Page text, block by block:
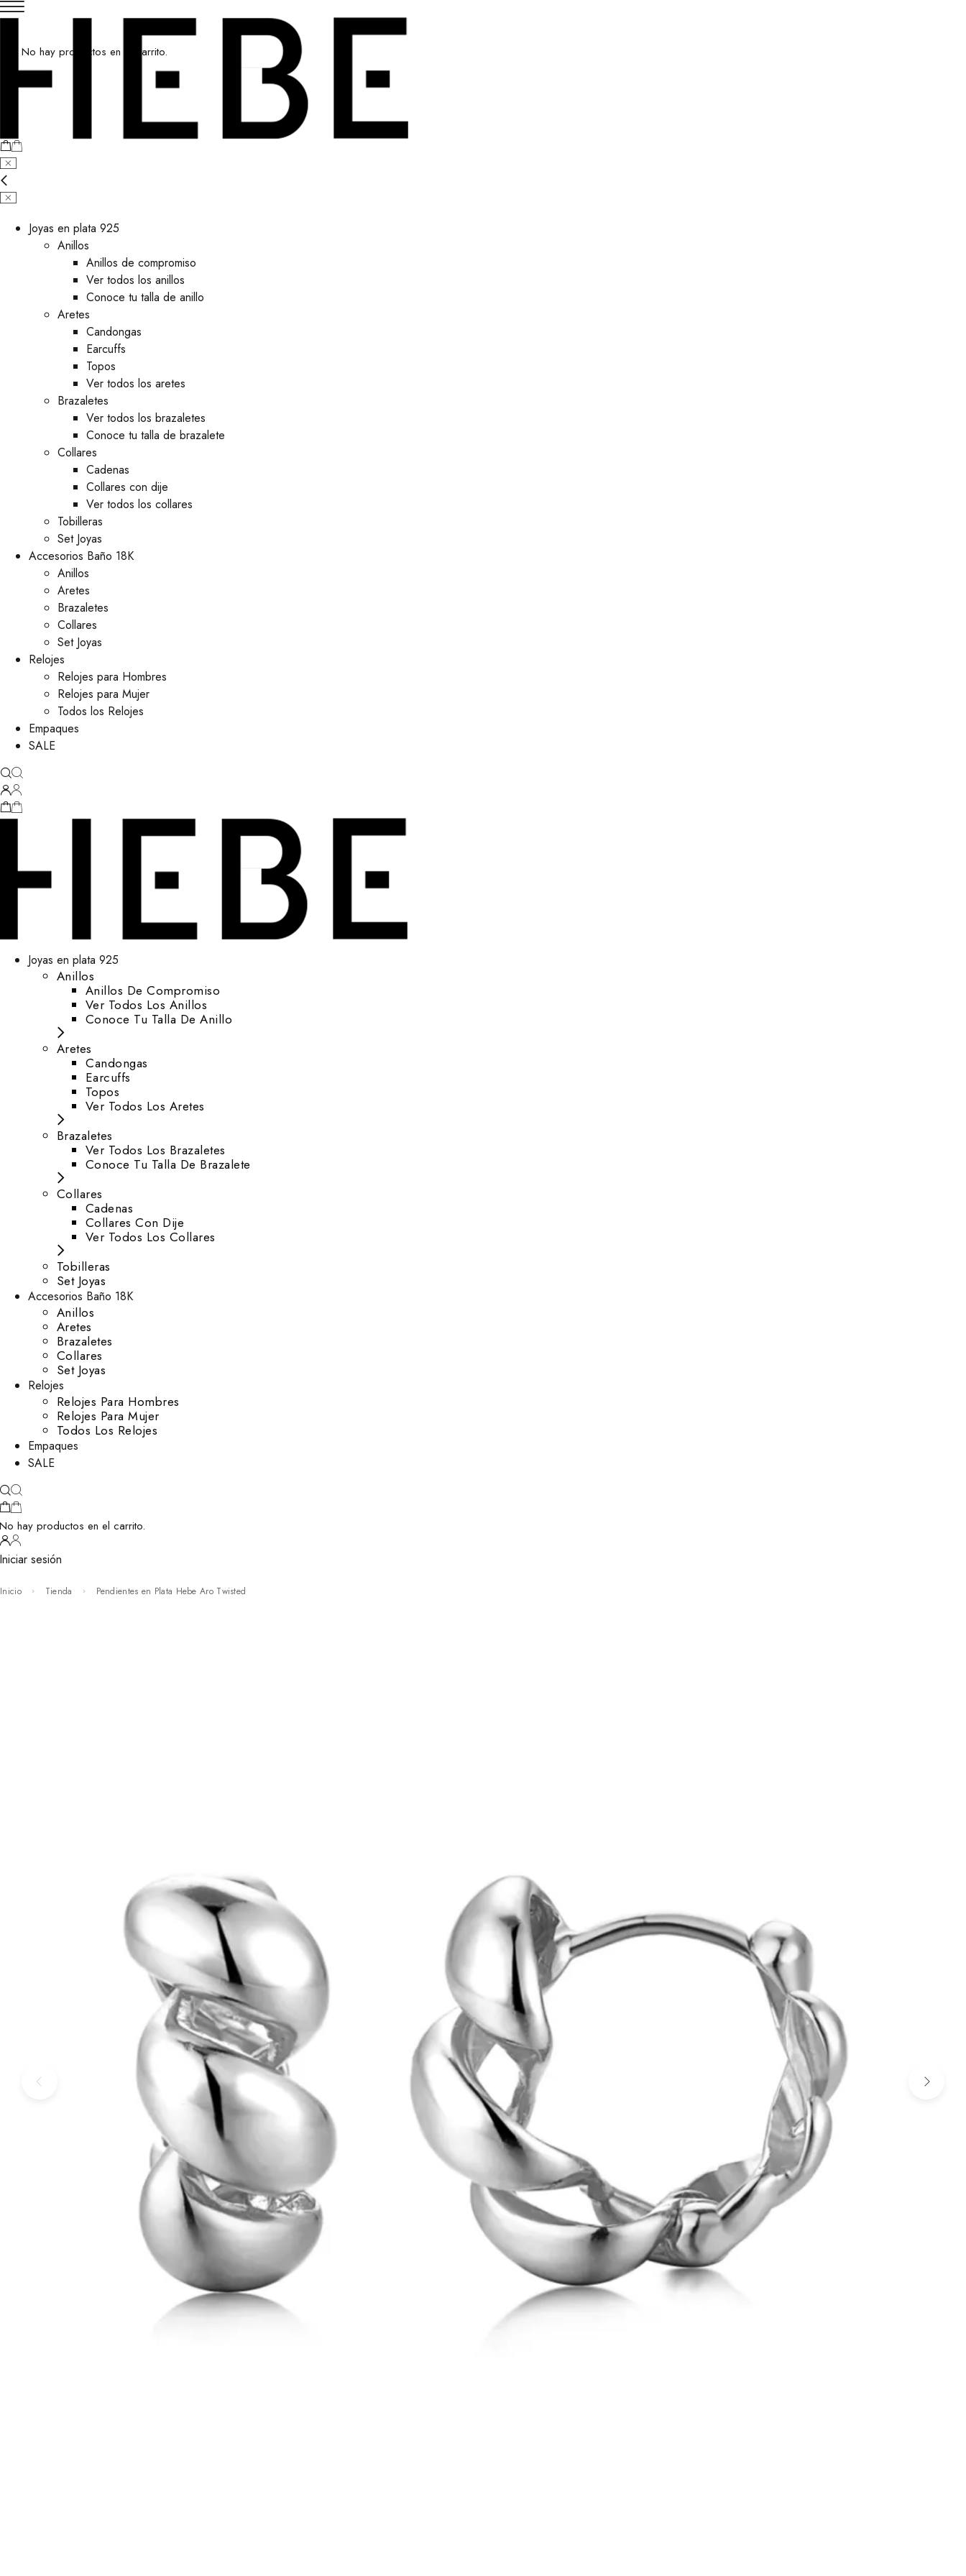
No hay productos en el carrito.
Joyas en plata 925
Anillos
Anillos de compromiso
Ver todos los anillos
Conoce tu talla de anillo
Aretes
⁠Candongas
Earcuffs
Topos
Ver todos los aretes
Brazaletes
Ver todos los brazaletes
Conoce tu talla de brazalete
Collares
Cadenas
Collares con dije
Ver todos los collares
Tobilleras
Set Joyas
Accesorios Baño 18K
Anillos
Aretes
Brazaletes
Collares
Set Joyas
Relojes
Relojes para Hombres
Relojes para Mujer
Todos los Relojes
Empaques
SALE
Joyas en plata 925
Anillos
Anillos De Compromiso
Ver Todos Los Anillos
Conoce Tu Talla De Anillo
Aretes
⁠Candongas
Earcuffs
Topos
Ver Todos Los Aretes
Brazaletes
Ver Todos Los Brazaletes
Conoce Tu Talla De Brazalete
Collares
Cadenas
Collares Con Dije
Ver Todos Los Collares
Tobilleras
Set Joyas
Accesorios Baño 18K
Anillos
Aretes
Brazaletes
Collares
Set Joyas
Relojes
Relojes Para Hombres
Relojes Para Mujer
Todos Los Relojes
Empaques
SALE
hay productos en el carrito.
sesión
Inicio Tienda Pendientes en Plata Hebe Aro Twisted